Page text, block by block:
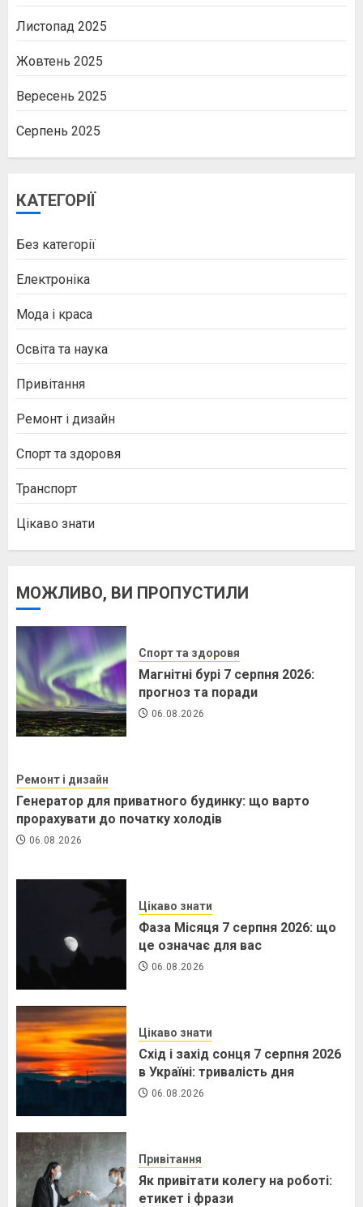
Листопад 2025
Жовтень 2025
Вересень 2025
Серпень 2025
КАТЕГОРІЇ
Без категорії
Електроніка
Мода і краса
Освіта та наука
Привітання
Ремонт і дизайн
Спорт та здоровя
Транспорт
Цікаво знати
МОЖЛИВО, ВИ ПРОПУСТИЛИ
Спорт та здоровя
Магнітні бурі 7 серпня 2026:
прогноз та поради
06.08.2026
Ремонт і дизайн
Генератор для приватного будинку: що варто
прорахувати до початку холодів
06.08.2026
Цікаво знати
Фаза Місяця 7 серпня 2026: що
це означає для вас
06.08.2026
Цікаво знати
Схід і захід сонця 7 серпня 2026
в Україні: тривалість дня
06.08.2026
Привітання
Як привітати колегу на роботі:
етикет і фрази